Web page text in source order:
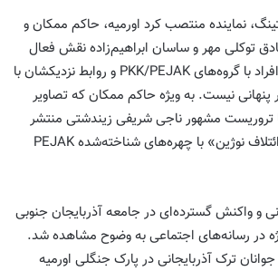
نماینده منتصب کرد اورمیه، حاکم ممکان و
توکلی مهر و ساسان ابراهیم‌زاده نقش فعال
داشتند که ارتباط این افراد با گروه‌های PKK/PEJAK و روابط نزدیکشان با
پنهانی نیست. به ویژه حاکم ممکان که تصاویر
تروریست مشهور ناجی شریفی زیندشتی منتشر
شده است و قبلاً در «ائتلاف نوژین» با چهره‌های شناخته‌شده PEJAK
و واکنش گسترده‌ای در جامعه آذربایجان جنوبی
در رسانه‌های اجتماعی به وضوح مشاهده شد.
ترک آذربایجانی در پارک جنگلی اورمیه